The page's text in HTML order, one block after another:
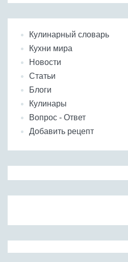
Кулинарный словарь
Кухни мира
Новости
Статьи
Блоги
Кулинары
Вопрос - Ответ
Добавить рецепт